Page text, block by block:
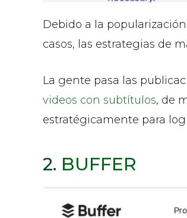
Debido a la
casos, las estrategias de
La gente pasa las
videos con subtítulos, de
estratégicamente para
2. BUFFER